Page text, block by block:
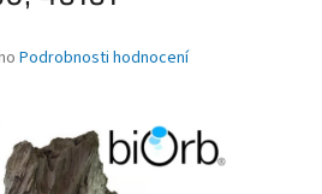
Podrobnosti hodnocení